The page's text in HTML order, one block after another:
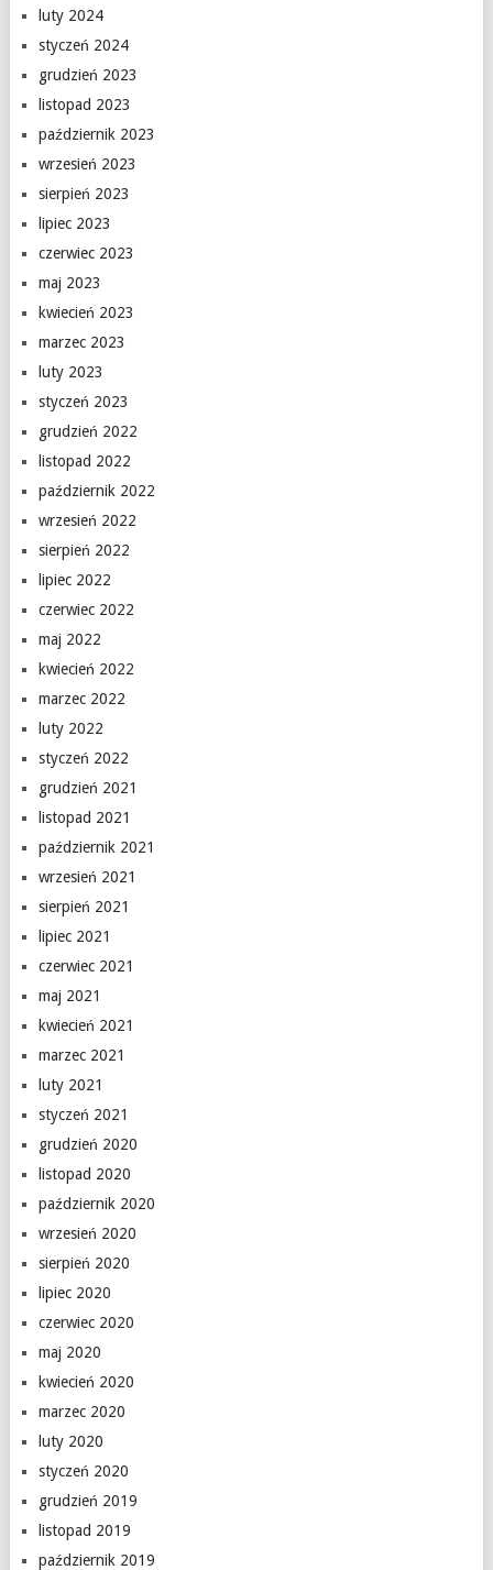
luty 2024
styczeń 2024
grudzień 2023
listopad 2023
październik 2023
wrzesień 2023
sierpień 2023
lipiec 2023
czerwiec 2023
maj 2023
kwiecień 2023
marzec 2023
luty 2023
styczeń 2023
grudzień 2022
listopad 2022
październik 2022
wrzesień 2022
sierpień 2022
lipiec 2022
czerwiec 2022
maj 2022
kwiecień 2022
marzec 2022
luty 2022
styczeń 2022
grudzień 2021
listopad 2021
październik 2021
wrzesień 2021
sierpień 2021
lipiec 2021
czerwiec 2021
maj 2021
kwiecień 2021
marzec 2021
luty 2021
styczeń 2021
grudzień 2020
listopad 2020
październik 2020
wrzesień 2020
sierpień 2020
lipiec 2020
czerwiec 2020
maj 2020
kwiecień 2020
marzec 2020
luty 2020
styczeń 2020
grudzień 2019
listopad 2019
październik 2019